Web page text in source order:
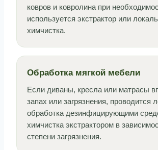
ковров и ковролина при
используется экстрактор или
химчистка.
Обработка мягкой мебели
Если диваны, кресла или матрасы
запах или загрязнения, проводится
обработка дезинфицирующими
химчистка экстрактором в
степени загрязнения.